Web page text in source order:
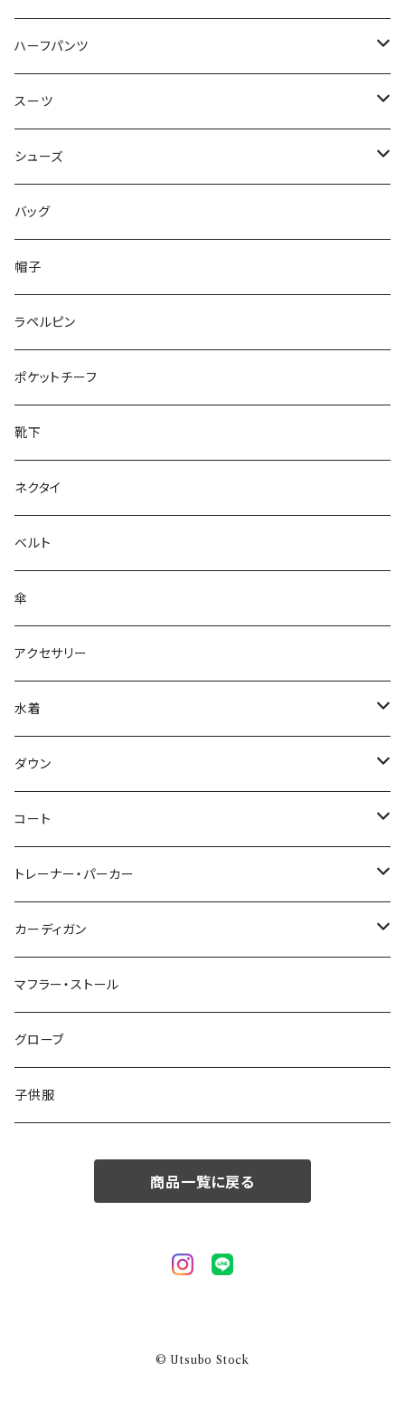
50/XL～
48/L
50/XL～
46/M
48/L
50/XL～
～44/S
46/M
48/L
50/XL～
ハーフパンツ
～44/S
46/M
48/L
50/XL～
スーツ
～44/S
46/M
48/L
50/XL～
シューズ
～25.5cm
26cm～
27cm～
28cm～
バッグ
帽子
ラペルピン
ポケットチーフ
靴下
ネクタイ
ベルト
傘
アクセサリー
水着
～44/S
46/M
48/L
50/XL～
ダウン
～44/S
46/M
48/L
50/XL～
コート
～44/S
46/M
48/L
50/XL～
トレーナー・パーカー
～44/S
46/M
48/L
50/XL～
カーディガン
～44/S
46/M
48/L
マフラー・ストール
グローブ
子供服
商品一覧に戻る
© Utsubo Stock